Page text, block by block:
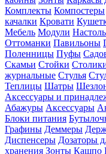
Комплекты Компостеры
качалки Кровати
Мебель Модули
Оттоманки Павильоны
Поленницы Пуфы
Скамьи Стойки
журнальные Стулья
Теплицы Шатры
Аксессуары и
Абажуры Аксессуары
Блоки питания
Графины Деммеры
Диспенсеры Дозаторы
хранения Зонты Кашпо